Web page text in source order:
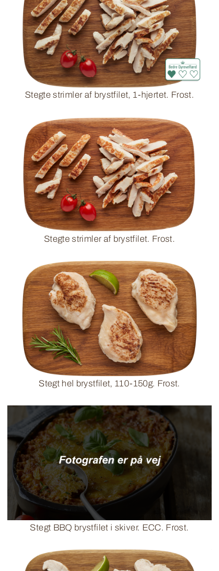
Stegte strimler af brystfilet, 1-hjertet. Frost.
Stegte strimler af brystfilet. Frost.
Stegt hel brystfilet, 110-150g. Frost.
Stegt BBQ brystfilet i skiver. ECC. Frost.